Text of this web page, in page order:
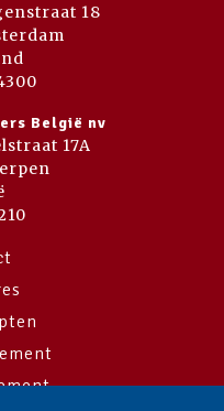
18
België nv
17A